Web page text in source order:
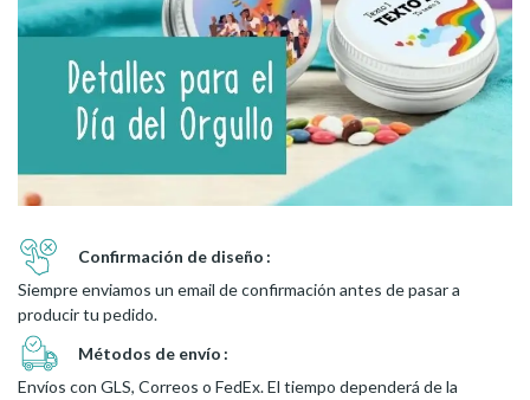
Confirmación de diseño
Siempre enviamos un email de confirmación antes de pasar a
producir tu pedido.
Métodos de envío
Envíos con GLS, Correos o FedEx. El tiempo dependerá de la